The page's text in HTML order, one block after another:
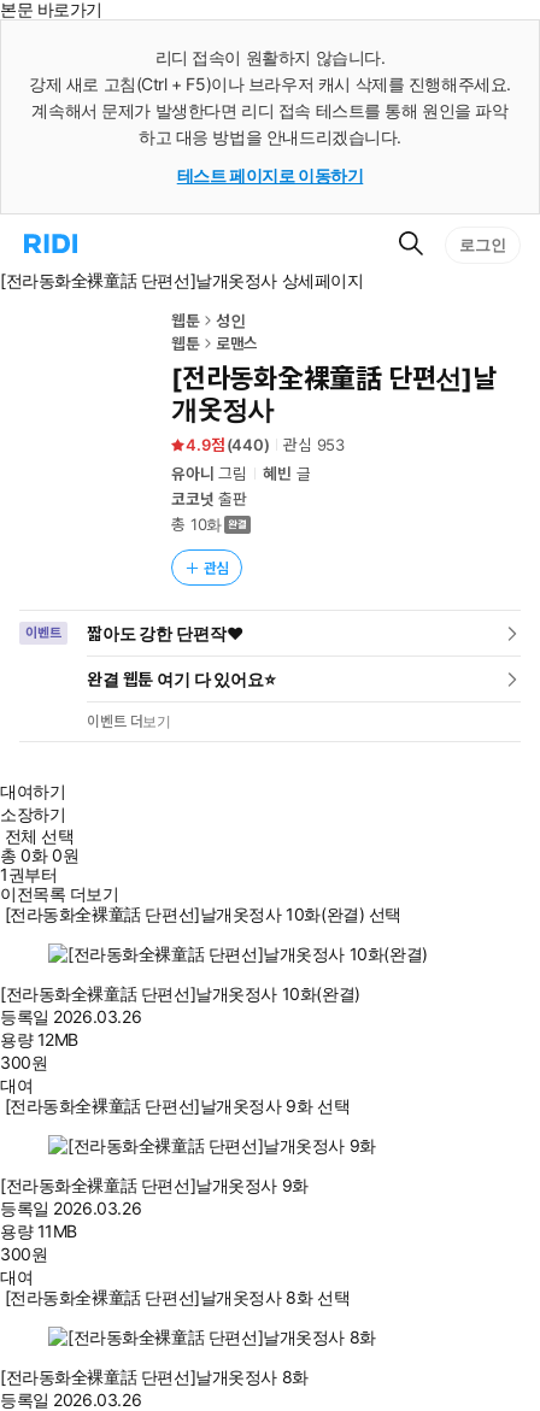
본문 바로가기
리디 접속이 원활하지 않습니다.
강제 새로 고침(Ctrl + F5)이나 브라우저 캐시 삭제를 진행해주세요.
계속해서 문제가 발생한다면 리디 접속 테스트를 통해 원인을 파악
하고 대응 방법을 안내드리겠습니다.
테스트 페이지로 이동하기
리
홈
검
로그인
[전라동화全裸童話 단편선]날개옷정사 상세페이지
웹툰
성인
웹툰
로맨스
[전라동화全裸童話 단편선]날
개옷정사
4.9 (440) 관심 953
유아니 그림 혜빈 글
코코넛 출판
총 10화
관심
이벤트 짧아도 강한 단편작❤️
완결 웹툰 여기 다 있어요⭐
이벤트 더보기
대여하기
소장하기
전체 선택
총0화0원
1권부터
이전목록 더보기
[전라동화全裸童話 단편선]날개옷정사 10화(완결) 선택
[전라동화全裸童話 단편선]날개옷정사 10화(완결)
등록일 2026.03.26
용량12MB
300원
대여
[전라동화全裸童話 단편선]날개옷정사 9화 선택
[전라동화全裸童話 단편선]날개옷정사 9화
등록일 2026.03.26
용량11MB
300원
대여
[전라동화全裸童話 단편선]날개옷정사 8화 선택
[전라동화全裸童話 단편선]날개옷정사 8화
등록일 2026.03.26